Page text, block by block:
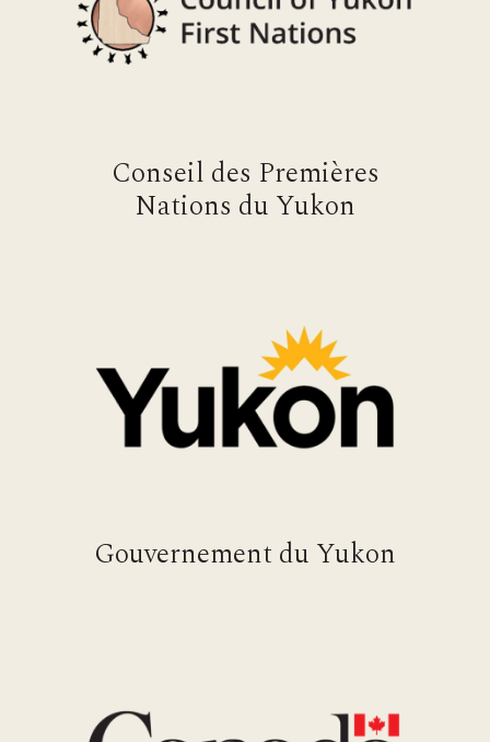
Conseil des Premières
Nations du Yukon
Gouvernement du Yukon